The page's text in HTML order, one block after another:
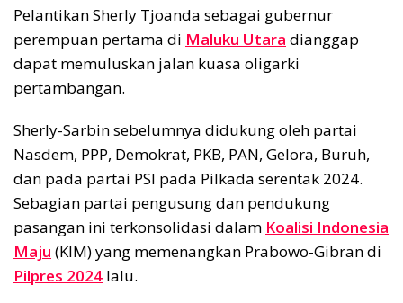
Pelantikan Sherly Tjoanda sebagai gubernur
perempuan pertama di Maluku Utara dianggap
dapat memuluskan jalan kuasa oligarki
pertambangan.
Sherly-Sarbin sebelumnya didukung oleh partai
Nasdem, PPP, Demokrat, PKB, PAN, Gelora, Buruh,
dan pada partai PSI pada Pilkada serentak 2024.
Sebagian partai pengusung dan pendukung
pasangan ini terkonsolidasi dalam Koalisi Indonesia
Maju (KIM) yang memenangkan Prabowo-Gibran di
Pilpres 2024 lalu.